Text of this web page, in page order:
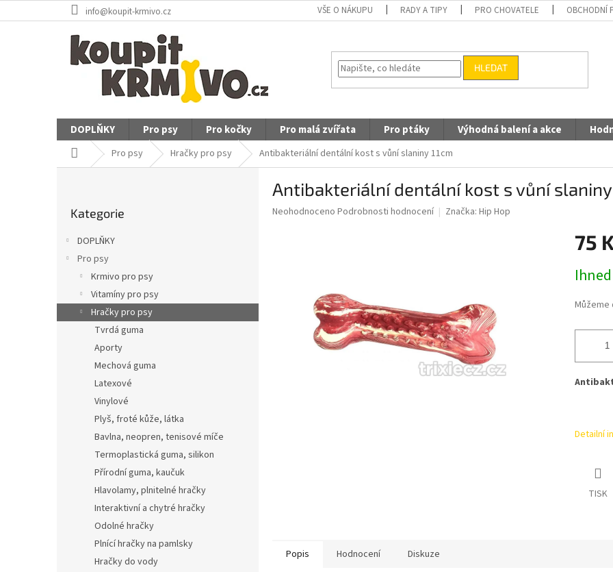
na
info@koupit-krmivo.cz VŠE O NÁKUPU RADY A TIPY PRO CHOVATELE OBCHODNÍ
HLEDAT
DOPLŇKY Pro psy Pro kočky Pro malá zvířata Pro ptáky Výhodná balení a akce
Domů Pro psy Hračky pro psy Antibakteriální dentální kost s vůní slaniny 11cm
a
kategorie
Kategorie
DOPLŇKY
Pro psy
Krmivo pro psy
Vitamíny pro psy
Hračky pro psy
Tvrdá guma
Aporty
Mechová guma
Latexové
Vinylové
Plyš, froté kůže, látka
Bavlna, neopren, tenisové míče
Termoplastická guma, silikon
Přírodní guma, kaučuk
Hlavolamy, plnitelné hračky
Interaktivní a chytré hračky
Odolné hračky
Plnící hračky na pamlsky
Hračky do vody
Antibakteriální dentální kost s vůní slaniny
Průměrné
hvězdiček.
Neohodnoceno Podrobnosti hodnocení Značka: Hip Hop
75
cena:
Můžeme
Detailní
TISK
Popis Hodnocení Diskuze